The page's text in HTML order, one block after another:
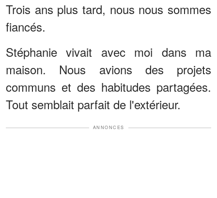
Trois ans plus tard, nous nous sommes
fiancés.
Stéphanie vivait avec moi dans ma
maison. Nous avions des projets
communs et des habitudes partagées.
Tout semblait parfait de l'extérieur.
ANNONCES